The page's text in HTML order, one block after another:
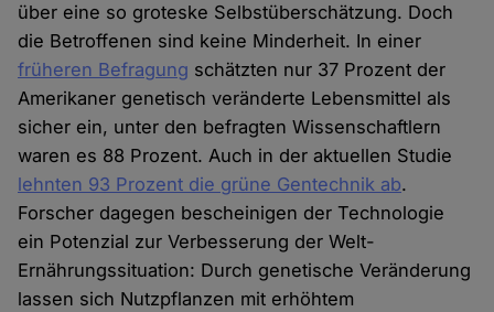
über eine so groteske Selbstüberschätzung. Doch
die Betroffenen sind keine Minderheit. In einer
früheren Befragung schätzten nur 37 Prozent der
Amerikaner genetisch veränderte Lebensmittel als
sicher ein, unter den befragten Wissenschaftlern
waren es 88 Prozent. Auch in der aktuellen Studie
lehnten 93 Prozent die grüne Gentechnik ab.
Forscher dagegen bescheinigen der Technologie
ein Potenzial zur Verbesserung der Welt-
Ernährungssituation: Durch genetische Veränderung
lassen sich Nutzpflanzen mit erhöhtem